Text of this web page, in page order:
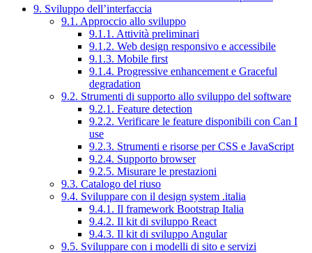
9. Sviluppo dell’interfaccia
9.1. Approccio allo sviluppo
9.1.1. Attività preliminari
9.1.2. Web design responsivo e accessibile
9.1.3. Mobile first
9.1.4. Progressive enhancement e Graceful
degradation
9.2. Strumenti di supporto allo sviluppo del software
9.2.1. Feature detection
9.2.2. Verificare le feature disponibili con Can I
use
9.2.3. Strumenti e risorse per CSS e JavaScript
9.2.4. Supporto browser
9.2.5. Misurare le prestazioni
9.3. Catalogo del riuso
9.4. Sviluppare con il design system .italia
9.4.1. Il framework Bootstrap Italia
9.4.2. Il kit di sviluppo React
9.4.3. Il kit di sviluppo Angular
9.5. Sviluppare con i modelli di sito e servizi